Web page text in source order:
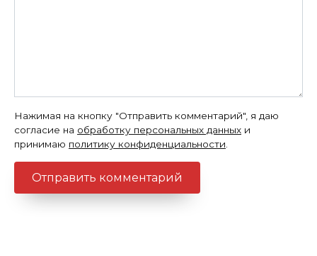
Нажимая на кнопку "Отправить комментарий", я даю
согласие на обработку персональных данных и
принимаю политику конфиденциальности.